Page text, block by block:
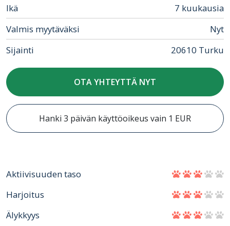
Ikä
7 kuukausia
Valmis myytäväksi
Nyt
Sijainti
20610 Turku
OTA YHTEYTTÄ NYT
Hanki 3 päivän käyttöoikeus vain 1 EUR
Aktiivisuuden taso
Harjoitus
Älykkyys